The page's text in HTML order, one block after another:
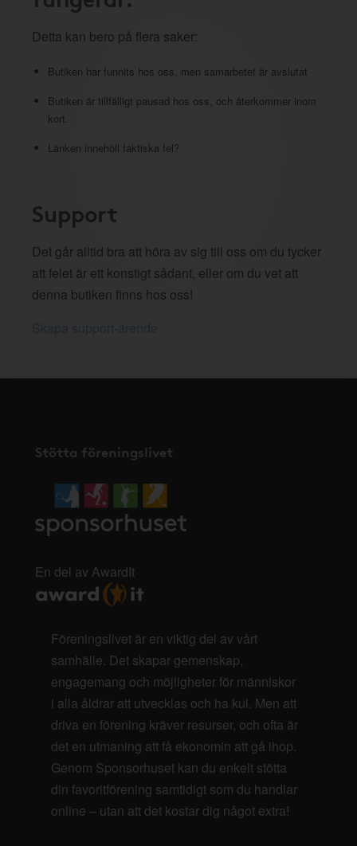
Detta kan bero på flera saker:
Butiken har funnits hos oss, men samarbetet är avslutat
Butiken är tillfälligt pausad hos oss, och återkommer inom
kort.
Länken innehöll faktiska fel?
Support
Det går alltid bra att höra av sig till oss om du tycker
att felet är ett konstigt sådant, eller om du vet att
denna butiken finns hos oss!
Stötta föreningslivet
En del av AwardIt
Föreningslivet är en viktig del av vårt
samhälle. Det skapar gemenskap,
engagemang och möjligheter för människor
i alla åldrar att utvecklas och ha kul. Men att
driva en förening kräver resurser, och ofta är
det en utmaning att få ekonomin att gå ihop.
Genom Sponsorhuset kan du enkelt stötta
din favoritförening samtidigt som du handlar
online – utan att det kostar dig något extra!